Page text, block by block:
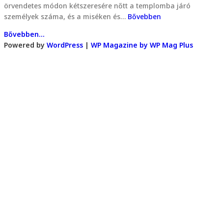
örvendetes módon kétszeresére nőtt a templomba járó
személyek száma, és a miséken és… Bővebben
Bővebben...
Powered by WordPress | WP Magazine by WP Mag Plus